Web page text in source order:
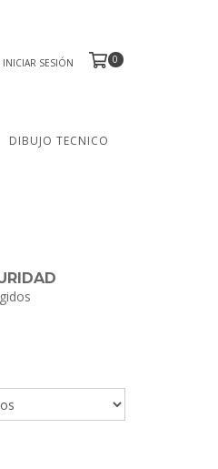
INICIAR SESIÓN 0
DIBUJO TECNICO